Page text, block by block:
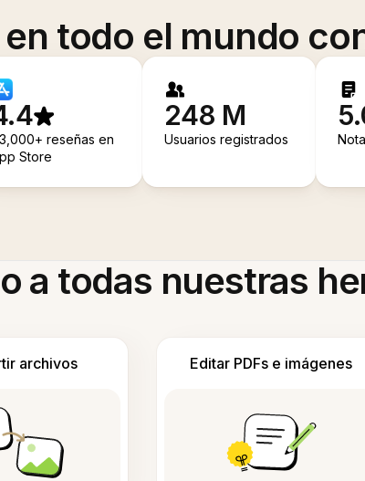
todo el mundo
reseñas en
Store
248 M
Usuarios registrados
a todas nuestras
archivos Editar PDFs e imágenes